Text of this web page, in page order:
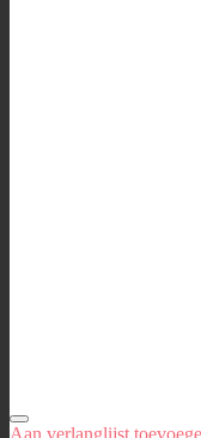
Aan verlanglijst